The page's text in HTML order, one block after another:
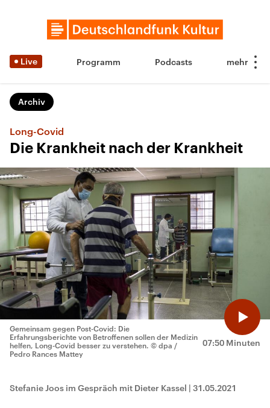
Live Programm Podcasts
Archiv
Long-Covid
Die Krankheit nach der Krankheit
07:50 Minuten
Gemeinsam gegen Post-Covid: Die
Erfahrungsberichte von Betroffenen sollen der Medizin
helfen, Long-Covid besser zu verstehen. © dpa /
Pedro Rances Mattey
Stefanie Joos im Gespräch mit Dieter Kassel | 31.05.2021